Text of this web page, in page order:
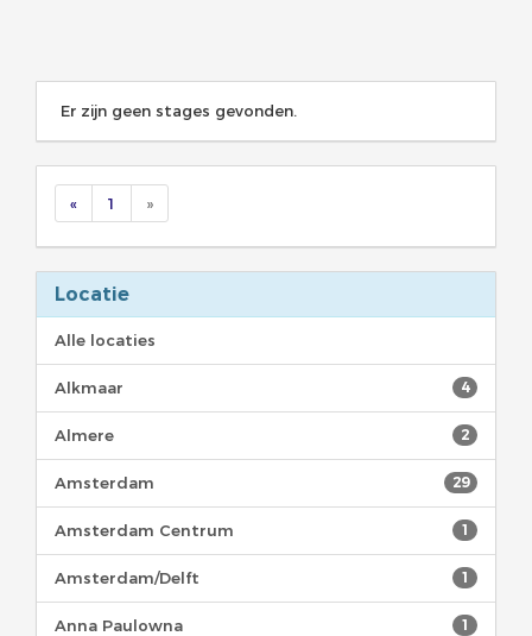
Er zijn geen stages gevonden.
« 1 »
Locatie
Alle locaties
4
Alkmaar
2
Almere
29
Amsterdam
1
Amsterdam Centrum
1
Amsterdam/Delft
1
Anna Paulowna